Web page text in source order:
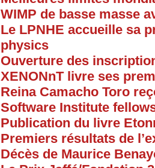
WIMP de basse masse
Le LPNHE accueille sa
physics
Ouverture des
XENONnT livre ses
Reina Camacho Toro
Software Institute
Publication du livre
Premiers résultats de
Décès de Maurice